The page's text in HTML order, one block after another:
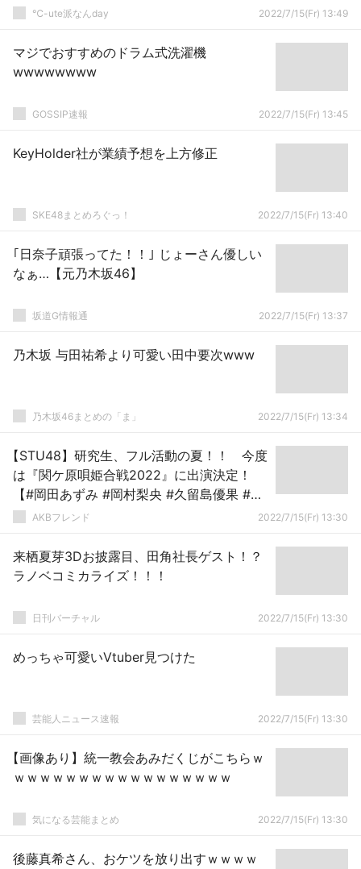
℃-ute派なんday 2022/7/15(Fr) 13:49
マジでおすすめのドラム式洗濯機
wwwwwwww
GOSSIP速報 2022/7/15(Fr) 13:45
KeyHolder社が業績予想を上方修正
SKE48まとめろぐっ！ 2022/7/15(Fr) 13:40
｢日奈子頑張ってた！！｣ じょーさん優しい
なぁ…【元乃木坂46】
坂道G情報通 2022/7/15(Fr) 13:37
乃木坂 与田祐希より可愛い田中要次www
乃木坂46まとめの「ま」 2022/7/15(Fr) 13:34
【STU48】研究生、フル活動の夏！！ 今度
は『関ケ原唄姫合戦2022』に出演決定！
【#岡田あずみ #岡村梨央 #久留島優果 #諸
葛望愛】
AKBフレンド 2022/7/15(Fr) 13:30
来栖夏芽3Dお披露目、田角社長ゲスト！？
ラノベコミカライズ！！！
日刊バーチャル 2022/7/15(Fr) 13:30
めっちゃ可愛いVtuber見つけた
芸能人ニュース速報 2022/7/15(Fr) 13:30
【画像あり】統一教会あみだくじがこちらｗ
ｗｗｗｗｗｗｗｗｗｗｗｗｗｗｗｗｗ
気になる芸能まとめ 2022/7/15(Fr) 13:30
後藤真希さん、おケツを放り出すｗｗｗｗ